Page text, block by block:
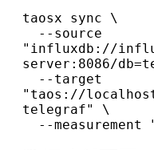
taosx sync \
"influxdb://
server:8086/
"taos://
telegraf" \
--measurement